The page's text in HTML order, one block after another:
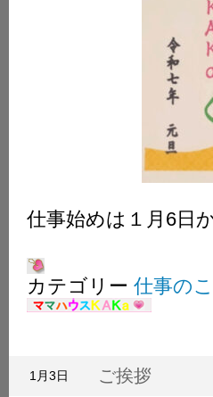
仕事始めは１月6日
カテゴリー 仕事の
ご挨拶
1月3日